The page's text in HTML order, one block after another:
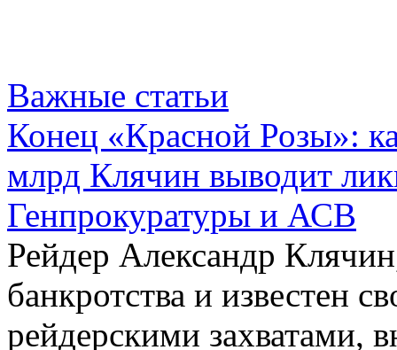
Важные статьи
Конец «Красной Розы»:
млрд Клячин выводит
Генпрокуратуры и АСВ
Рейдер Александр
банкротства и известен
рейдерскими захватами,